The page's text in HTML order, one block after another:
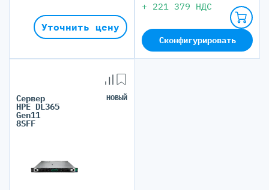
Уточнить цену
+ 221 379 НДС
Сконфигурировать
Сервер
HPE DL365
Gen11
8SFF
НОВЫЙ